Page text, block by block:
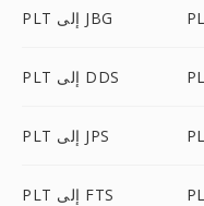
PLT إلى JBG
PLT إلى DDS
PLT إلى JPS
PLT إلى FTS